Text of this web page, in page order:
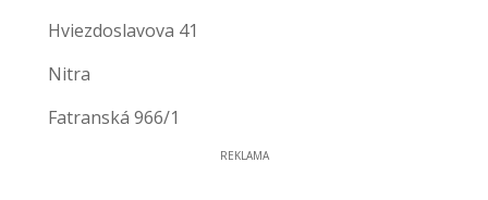
Hviezdoslavova 41
Nitra
Fatranská 966/1
REKLAMA